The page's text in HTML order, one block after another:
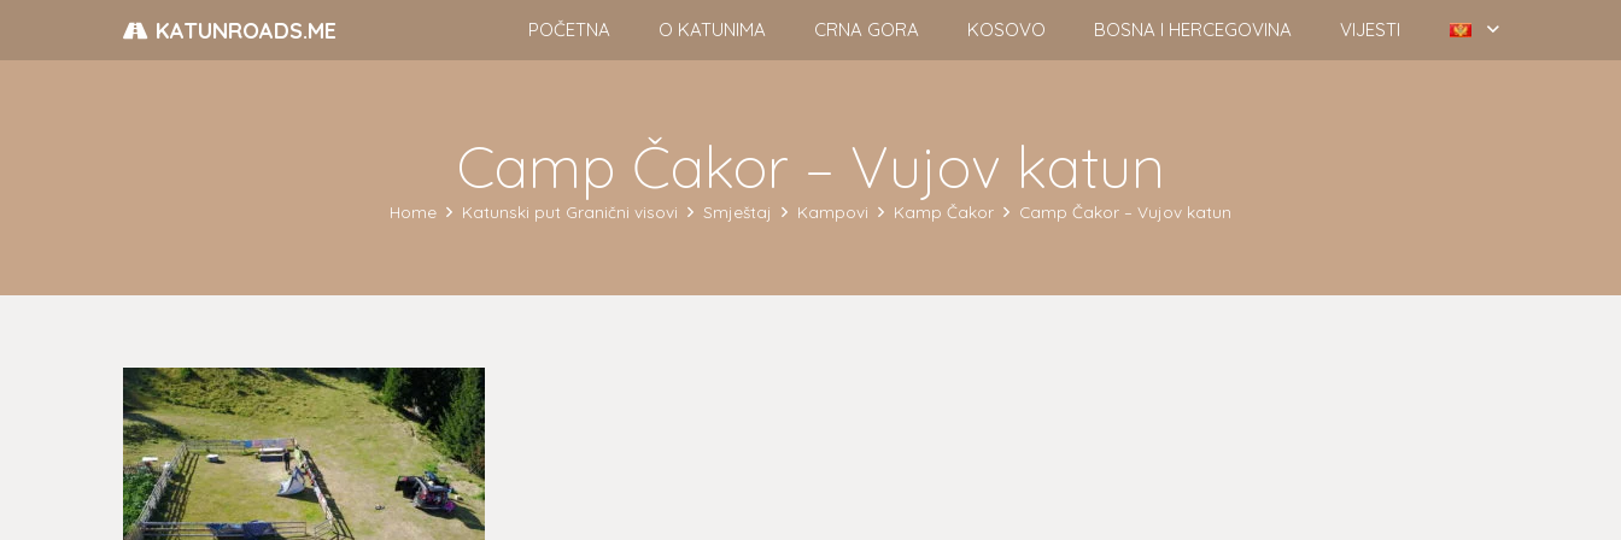
KATUNROADS.ME POČETNA O KATUNIMA CRNA GORA KOSOVO BOSNA I HERCEGOVINA VIJESTI
Camp Čakor – Vujov katun
Home Katunski put Granični visovi Smještaj Kampovi Kamp Čakor Camp Čakor – Vujov katun